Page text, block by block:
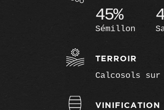
45%
Sémillon
TERROIR
Calcosols sur
VINIFICATION